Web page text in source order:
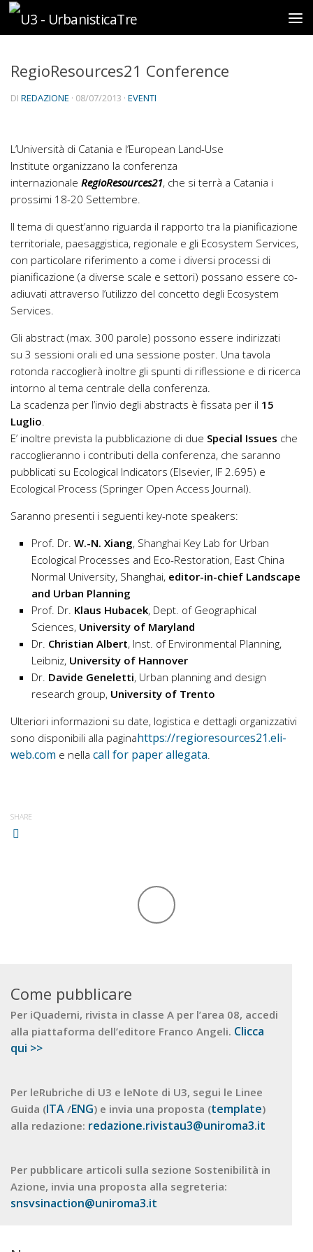
Sotto il contenuto
RegioResources21 Conference
DI REDAZIONE · 08/07/2013 · EVENTI
L’Università di Catania e l’European Land-Use
Institute organizzano la conferenza
internazionale RegioResources21, che si terrà a Catania i
prossimi 18-20 Settembre.
Il tema di quest’anno riguarda il rapporto tra la pianificazione
territoriale, paesaggistica, regionale e gli Ecosystem Services,
con particolare riferimento a come i diversi processi di
pianificazione (a diverse scale e settori) possano essere co-
adiuvati attraverso l’utilizzo del concetto degli Ecosystem
Services.
Gli abstract (max. 300 parole) possono essere indirizzati
su 3 sessioni orali ed una sessione poster. Una tavola
rotonda raccoglierà inoltre gli spunti di riflessione e di ricerca
intorno al tema centrale della conferenza.
La scadenza per l’invio degli abstracts è fissata per il 15
Luglio.
E’ inoltre prevista la pubblicazione di due Special Issues che
raccoglieranno i contributi della conferenza, che saranno
pubblicati su Ecological Indicators (Elsevier, IF 2.695) e
Ecological Process (Springer Open Access Journal).
Saranno presenti i seguenti key-note speakers:
Prof. Dr. W.-N. Xiang, Shanghai Key Lab for Urban
Ecological Processes and Eco-Restoration, East China
Normal University, Shanghai, editor-in-chief Landscape
and Urban Planning
Prof. Dr. Klaus Hubacek, Dept. of Geographical
Sciences, University of Maryland
Dr. Christian Albert, Inst. of Environmental Planning,
Leibniz, University of Hannover
Dr. Davide Geneletti, Urban planning and design
research group, University of Trento
Ulteriori informazioni su date, logistica e dettagli organizzativi
sono disponibili alla paginahttps://regioresources21.eli-
web.com e nella call for paper allegata.
SHARE
Come pubblicare
Per iQuaderni, rivista in classe A per l’area 08, accedi
alla piattaforma dell’editore Franco Angeli. Clicca
qui >>
Per leRubriche di U3 e leNote di U3, segui le Linee
Guida (ITA /ENG) e invia una proposta (template)
alla redazione: redazione.rivistau3@uniroma3.it
Per pubblicare articoli sulla sezione Sostenibilità in
Azione, invia una proposta alla segreteria:
snsvsinaction@uniroma3.it